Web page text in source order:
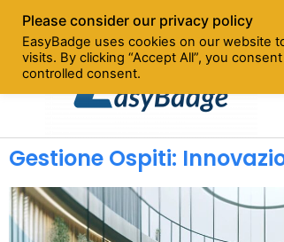
info@easybadge.net Seguici
Gestione Ospiti:
Please consider our privacy policy
EasyBadge uses cookies on our website
visits. By clicking “Accept All”, you
controlled consent.